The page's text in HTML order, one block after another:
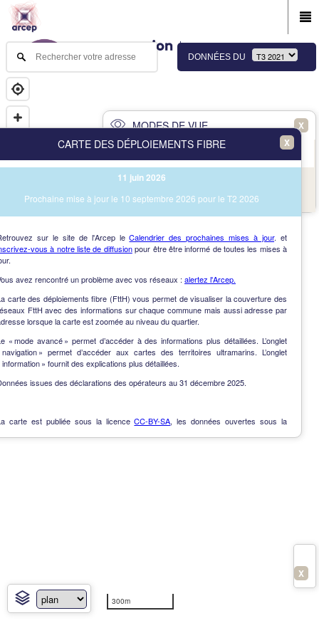
300m
DONNÉES DU
MODES DE VUE X
Vue des immeubles et des communes
X
CARTE DES DÉPLOIEMENTS FIBRE
11 juin 2026
Prochaine mise à jour le 10 septembre 2026 pour le T2 2026
sur le site de l'Arcep leCalendrier des prochaines mises à jour. et
vous à notre liste de diffusionpour être être informé de toutes les mises à
avez rencontré un problème avec vos réseaux : alertez l'Arcep.
carte des déploiements fibre (FttH) vous permet de visualiser la couverture des
FttH avec des informations sur chaque commune mais aussi adresse par
lorsque la carte est zoomée au niveau du quartier.
« mode avancé » permet d’accéder à des informations plus détaillées. L’onglet
navigation » permet d’accéder aux cartes des territoires ultramarins. L’onglet
information » fournit des explications plus détaillées.
issues des déclarations des opérateurs au 31 décembre 2025.
carte est publiée sous la licenceCC-BY-SA, les données ouvertes sous la
X
NAV